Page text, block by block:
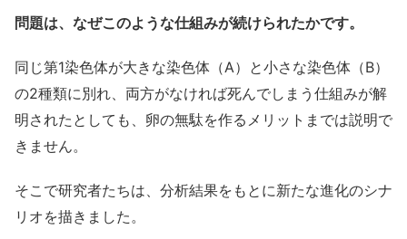
問題は、なぜこのような仕組みが続けられたかです。
同じ第1染色体が大きな染色体（A）と小さな染色体（B）
の2種類に別れ、両方がなければ死んでしまう仕組みが解
明されたとしても、卵の無駄を作るメリットまでは説明で
きません。
そこで研究者たちは、分析結果をもとに新たな進化のシナ
リオを描きました。